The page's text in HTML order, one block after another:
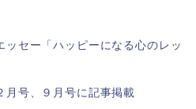
セー「ハッピーになる心のレッ
月号、９月号に記事掲載